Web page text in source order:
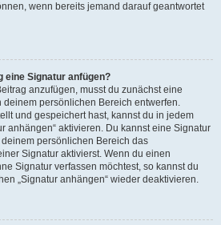
wenn bereits jemand darauf geantwortet
eine Signatur anfügen?
anzufügen, musst du zunächst eine
persönlichen Bereich entwerfen.
und gespeichert hast, kannst du in jedem
anhängen“ aktivieren. Du kannst eine Signatur
persönlichen Bereich das
Signatur aktivierst. Wenn du einen
Signatur verfassen möchtest, so kannst du
„Signatur anhängen“ wieder deaktivieren.